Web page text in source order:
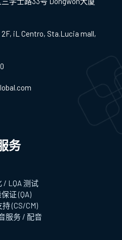
iL Centro, Sta.Lucia mall,
务
/ LQA 测试
证 (QA)
(CS/CM)
服务 / 配音